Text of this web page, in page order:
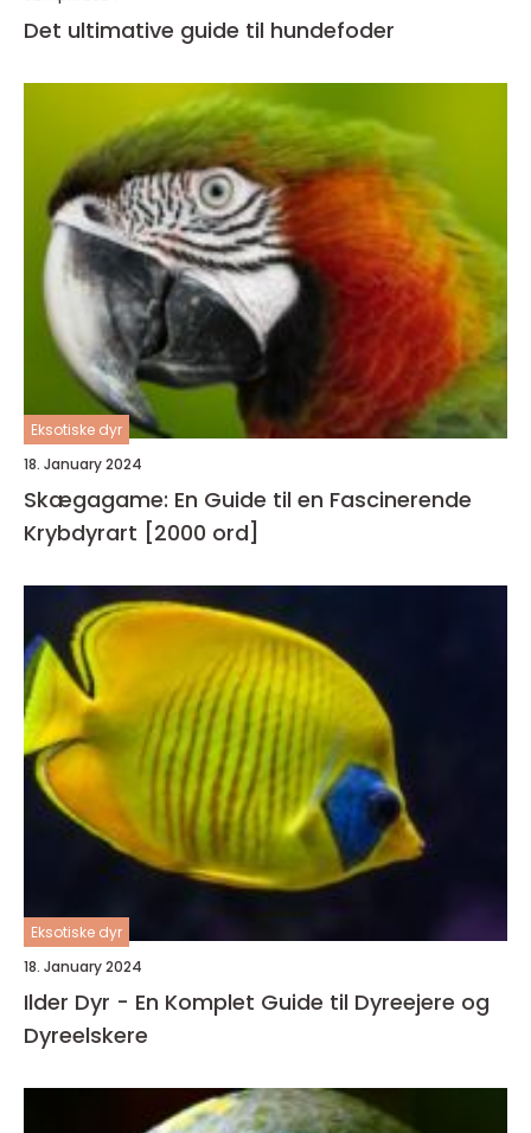
Det ultimative guide til hundefoder
Eksotiske dyr
18. January 2024
Skægagame: En Guide til en Fascinerende
Krybdyrart [2000 ord]
Eksotiske dyr
18. January 2024
Ilder Dyr - En Komplet Guide til Dyreejere og
Dyreelskere